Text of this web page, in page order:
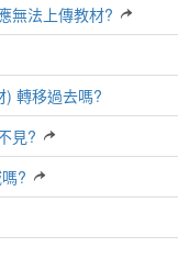
無法上傳教材?
) 轉移過去嗎?
見?
?